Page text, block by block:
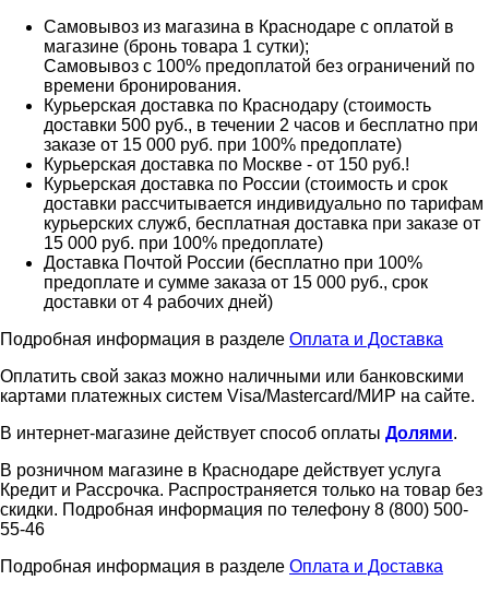
Самовывоз из магазина в Краснодаре с оплатой в
магазине (бронь товара 1 сутки);
Самовывоз с 100% предоплатой без ограничений по
времени бронирования.
Курьерская доставка по Краснодару (стоимость
доставки 500 руб., в течении 2 часов и бесплатно при
заказе от 15 000 руб. при 100% предоплате)
Курьерская доставка по Москве - от 150 руб.!
Курьерская доставка по России (стоимость и срок
доставки рассчитывается индивидуально по тарифам
курьерских служб, бесплатная доставка при заказе от
15 000 руб. при 100% предоплате)
Доставка Почтой России (бесплатно при 100%
предоплате и сумме заказа от 15 000 руб., срок
доставки от 4 рабочих дней)
Подробная информация в разделе Оплата и Доставка
Оплатить свой заказ можно наличными или банковскими
картами платежных систем Visa/Mastercard/МИР на сайте.
В интернет-магазине действует способ оплаты Долями.
В розничном магазине в Краснодаре действует услуга
Кредит и Рассрочка. Распространяется только на товар без
скидки. Подробная информация по телефону 8 (800) 500-
55-46
Подробная информация в разделе Оплата и Доставка